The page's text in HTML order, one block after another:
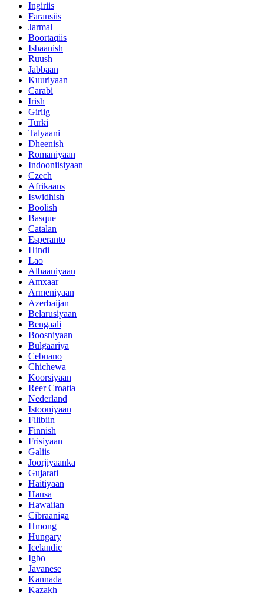
Ingiriis
Faransiis
Jarmal
Boortaqiis
Isbaanish
Ruush
Jabbaan
Kuuriyaan
Carabi
Irish
Giriig
Turki
Talyaani
Dheenish
Romaniyaan
Indooniisiyaan
Czech
Afrikaans
Iswidhish
Boolish
Basque
Catalan
Esperanto
Hindi
Lao
Albaaniyaan
Amxaar
Armeniyaan
Azerbaijan
Belarusiyaan
Bengaali
Boosniyaan
Bulgaariya
Cebuano
Chichewa
Koorsiyaan
Reer Croatia
Nederland
Istooniyaan
Filibiin
Finnish
Frisiyaan
Galiis
Joorjiyaanka
Gujarati
Haitiyaan
Hausa
Hawaiian
Cibraaniga
Hmong
Hungary
Icelandic
Igbo
Javanese
Kannada
Kazakh